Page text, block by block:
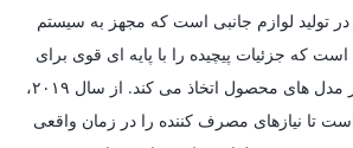
تولید لوازم جانبی است که مجهز به سیستم
است که جزئیات پیچیده را با پایه ای قوی برای
ارتقای مفاهیم و ایده ها در مدل های محصول اتخاذ می کند. از سال ۲۰۱۹،
تا نیازهای مصرف کننده را در زمان واقعی